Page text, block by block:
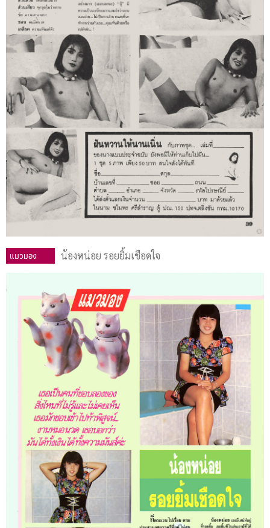
แมวมอง น้องหน่อย รอยยิ้มเชือดใจ